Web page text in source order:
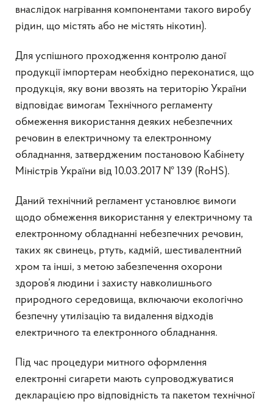
внаслідок нагрівання компонентами такого виробу
рідин, що містять або не містять нікотин).
Для успішного проходження контролю даної
продукції імпортерам необхідно переконатися, що
продукція, яку вони ввозять на територію України
відповідає вимогам Технічного регламенту
обмеження використання деяких небезпечних
речовин в електричному та електронному
обладнання, затвердженим постановою Кабінету
Міністрів України від 10.03.2017 № 139 (RoHS).
Даний технічний регламент установлює вимоги
щодо обмеження використання у електричному та
електронному обладнанні небезпечних речовин,
таких як свинець, ртуть, кадмій, шестивалентний
хром та інші, з метою забезпечення охорони
здоров’я людини і захисту навколишнього
природного середовища, включаючи екологічно
безпечну утилізацію та видалення відходів
електричного та електронного обладнання.
Під час процедури митного оформлення
електронні сигарети мають супроводжуватися
декларацією про відповідність та пакетом технічної